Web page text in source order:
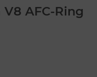
AFC-Ring